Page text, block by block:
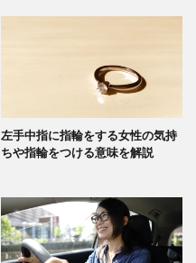
左手中指に指輪をする女性の気持
ちや指輪をつける意味を解説